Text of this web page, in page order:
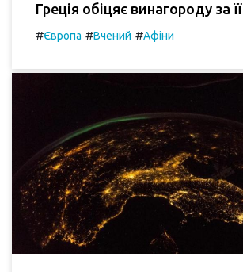
Греція обіцяє винагороду за
#Європа #Вчений #Афіни